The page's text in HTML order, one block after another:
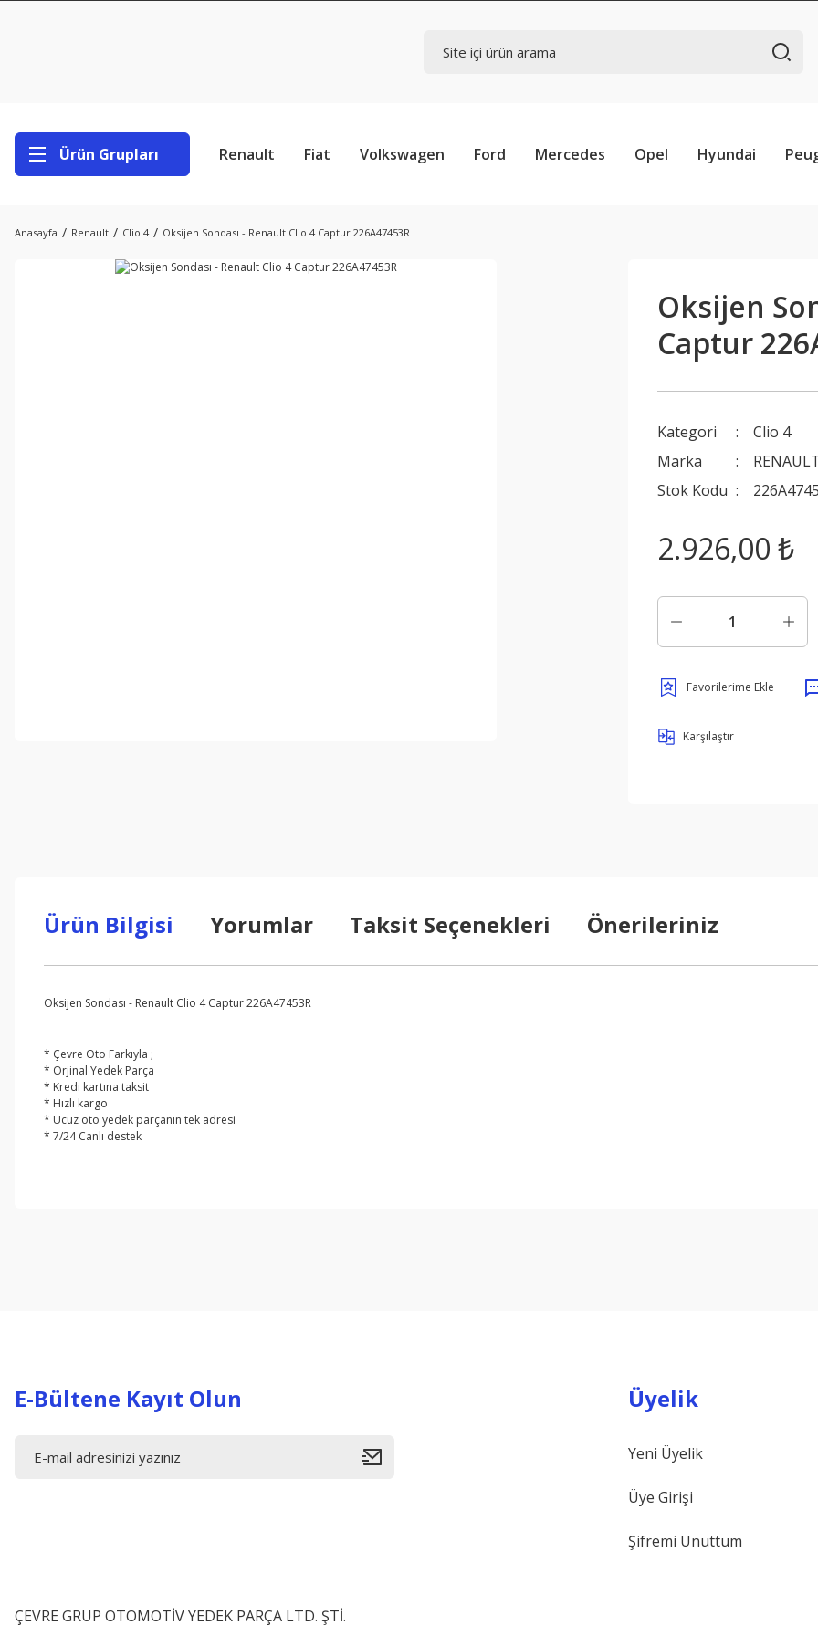
Ürün Grupları Renault Fiat Volkswagen Ford Mercedes Opel Hyundai
Anasayfa Renault Clio 4 Oksijen Sondası - Renault Clio 4 Captur 226A47453R
Oksijen
Captur
Kategori
Clio 4
Marka
Stok Kodu
2.926,00 ₺
Karşılaştır
Ürün Bilgisi Yorumlar Taksit Seçenekleri Önerileriniz
Oksijen Sondası - Renault Clio 4 Captur 226A47453R
* Çevre Oto Farkıyla ;
* Orjinal Yedek Parça
* Kredi kartına taksit
* Hızlı kargo
* Ucuz oto yedek parçanın tek adresi
* 7/24 Canlı destek
E-Bültene Kayıt Olun
ÇEVRE GRUP OTOMOTİV YEDEK PARÇA LTD. ŞTİ.
Üyelik
Yeni Üyelik
Üye Girişi
Şifremi Unuttum